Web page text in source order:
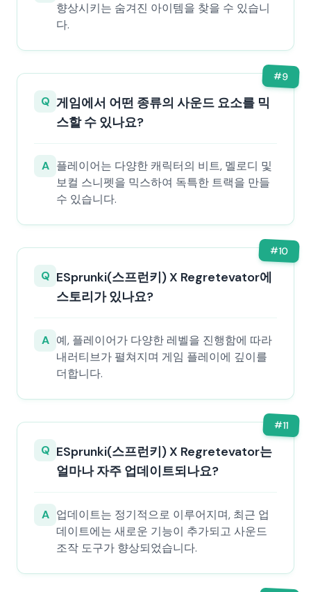
향상시키는 숨겨진 아이템을 찾을 수 있습니
다.
#9
Q 게임에서 어떤 종류의 사운드 요소를 믹
스할 수 있나요?
A 플레이어는 다양한 캐릭터의 비트, 멜로디 및
보컬 스니펫을 믹스하여 독특한 트랙을 만들
수 있습니다.
#10
Q ESprunki(스프런키) X Regretevator에
스토리가 있나요?
A 예, 플레이어가 다양한 레벨을 진행함에 따라
내러티브가 펼쳐지며 게임 플레이에 깊이를
더합니다.
#11
Q ESprunki(스프런키) X Regretevator는
얼마나 자주 업데이트되나요?
A 업데이트는 정기적으로 이루어지며, 최근 업
데이트에는 새로운 기능이 추가되고 사운드
조작 도구가 향상되었습니다.